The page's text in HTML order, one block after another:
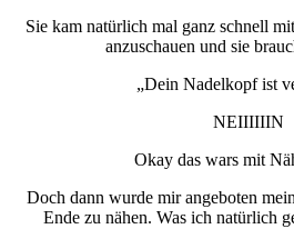
Sie kam natürlich mal ganz schnell
anzuschauen und sie
„Dein Nadelkopf ist
NEIIIIIIN
Okay das wars mit
Doch dann wurde mir angeboten
Ende zu nähen. Was ich natürlich